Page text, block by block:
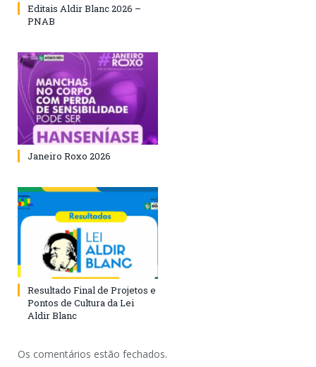
Editais Aldir Blanc 2026 –
PNAB
Janeiro Roxo 2026
Resultado Final de Projetos e
Pontos de Cultura da Lei
Aldir Blanc
Os comentários estão fechados.